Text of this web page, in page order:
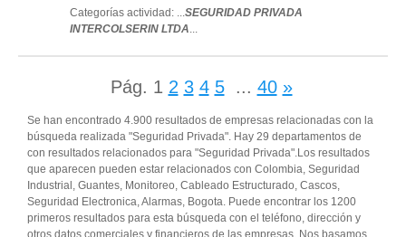
Categorías actividad: ...SEGURIDAD PRIVADA
INTERCOLSERIN LTDA...
Pág. 1 2 3 4 5 ... 40 »
Se han encontrado 4.900 resultados de empresas relacionadas con la
búsqueda realizada "Seguridad Privada". Hay 29 departamentos de
con resultados relacionados para "Seguridad Privada".Los resultados
que aparecen pueden estar relacionados con Colombia, Seguridad
Industrial, Guantes, Monitoreo, Cableado Estructurado, Cascos,
Seguridad Electronica, Alarmas, Bogota. Puede encontrar los 1200
primeros resultados para esta búsqueda con el teléfono, dirección y
otros datos comerciales y financieros de las empresas. Nos basamos